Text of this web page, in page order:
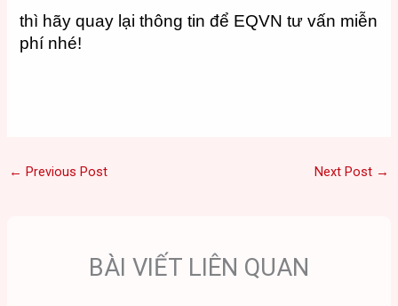
thì hãy quay lại thông tin để EQVN tư vấn miễn
phí nhé!
← Previous Post Next Post →
BÀI VIẾT LIÊN QUAN